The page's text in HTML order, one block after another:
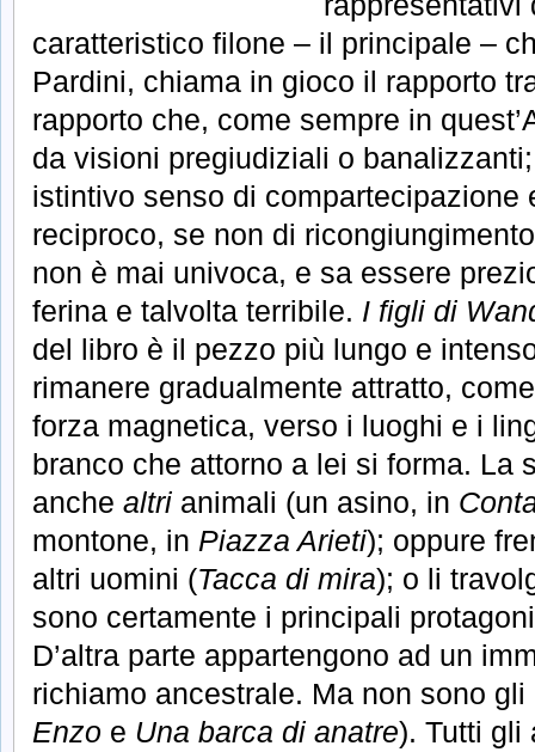
caratteristico filone – il principale –
Pardini, chiama in gioco il rapporto
rapporto che, come sempre in
da visioni pregiudiziali o
istintivo senso di compartecipazione
reciproco, se non di
non è mai univoca, e sa essere
ferina e talvolta terribile. I figli di
del libro è il pezzo più lungo e
rimanere gradualmente attratto,
forza magnetica, verso i luoghi e i
branco che attorno a lei si forma. La
anche altri animali (un asino, in
montone, in Piazza Arieti); oppure
altri uomini (Tacca di mira); o li
sono certamente i principali
D’altra parte appartengono ad un
richiamo ancestrale. Ma non sono
Enzo e Una barca di anatre). Tutti gli